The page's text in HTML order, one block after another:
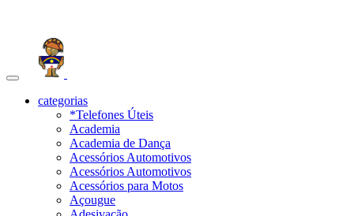
Toggle
navigationcategorias
*Telefones Úteis
Academia
Academia de Dança
Acessórios Automotivos
Acessórios Automotivos
Acessórios para Motos
Açougue